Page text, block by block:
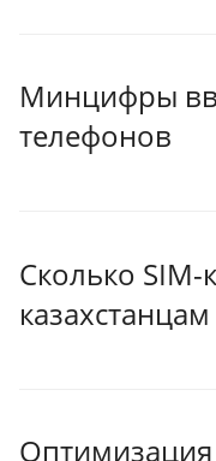
Минцифры
телефонов
Сколько SIM-
казахстанцам